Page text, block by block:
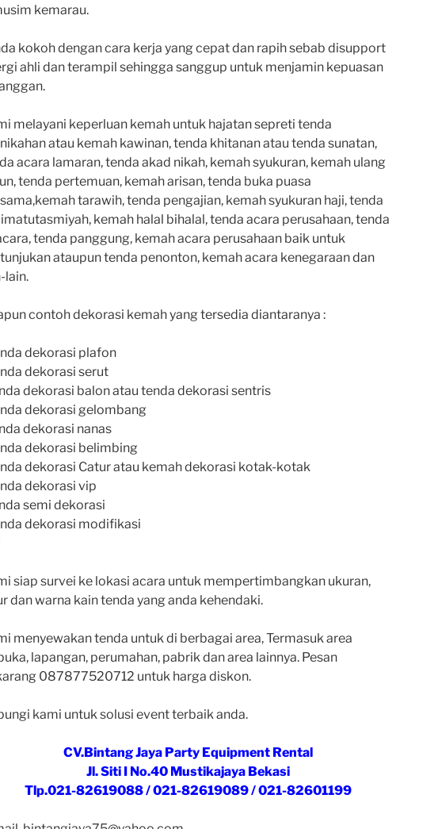
kemarau.
kokoh dengan cara kerja yang cepat dan rapih sebab disupport
ahli dan terampil sehingga sanggup untuk menjamin kepuasan
melayani keperluan kemah untuk hajatan sepreti tenda
atau kemah kawinan, tenda khitanan atau tenda sunatan,
acara lamaran, tenda akad nikah, kemah syukuran, kemah ulang
tenda pertemuan, kemah arisan, tenda buka puasa
tarawih, tenda pengajian, kemah syukuran haji, tenda
kemah halal bihalal, tenda acara perusahaan, tenda
tenda panggung, kemah acara perusahaan baik untuk
ataupun tenda penonton, kemah acara kenegaraan dan
lain.
contoh dekorasi kemah yang tersedia diantaranya :
dekorasi plafon
dekorasi serut
dekorasi balon atau tenda dekorasi sentris
dekorasi gelombang
dekorasi nanas
dekorasi belimbing
dekorasi Catur atau kemah dekorasi kotak-kotak
dekorasi vip
semi dekorasi
dekorasi modifikasi
siap survei ke lokasi acara untuk mempertimbangkan ukuran,
dan warna kain tenda yang anda kehendaki.
menyewakan tenda untuk di berbagai area, Termasuk area
lapangan, perumahan, pabrik dan area lainnya. Pesan
087877520712 untuk harga diskon.
kami untuk solusi event terbaik anda.
CV.Bintang Jaya Party Equipment Rental
Jl. Siti I No.40 Mustikajaya Bekasi
Tlp.021-82619088 / 021-82619089 / 021-82601199